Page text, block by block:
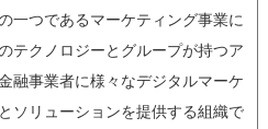
一つであるマーケティング事業に
テクノロジーとグループが持つア
融事業者に様々なデジタルマーケ
ソリューションを提供する組織で